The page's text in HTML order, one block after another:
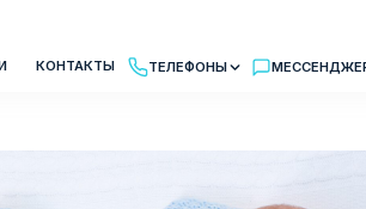
ТЕЛЕФОНЫ МЕССЕНДЖЕРЫ